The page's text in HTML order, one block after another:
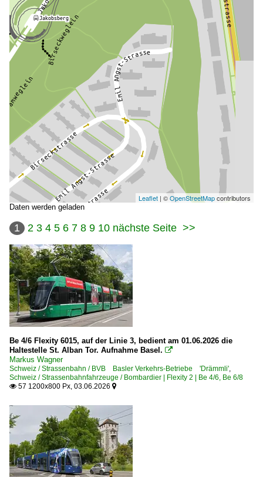
Leaflet | ©OpenStreetMapcontributors
Daten werden geladen
1 2 3 4 5 6 7 8 9 10 nächste Seite >>
Be 4/6 Flexity 6015, auf der Linie 3, bedient am 01.06.2026 die
Haltestelle St. Alban Tor. Aufnahme Basel. 
Markus Wagner
Schweiz / Strassenbahn / BVB Basler Verkehrs-Betriebe 'Drämmli'
Schweiz / Strassenbahnfahrzeuge / Bombardier | Flexity 2 | Be 4/6, Be 6/8
 57 1200x800 Px, 03.06.2026 